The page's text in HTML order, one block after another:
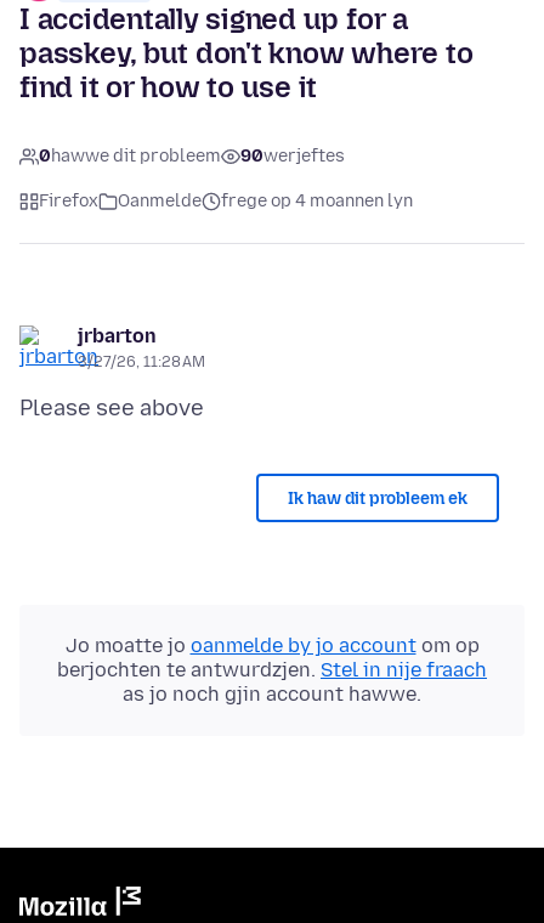
I accidentally signed up for a
passkey, but don't know where to
find it or how to use it
0hawwe dit probleem 90werjeftes
Firefox Oanmelde frege op 4 moannen lyn
jrbarton
3/27/26, 11:28 AM
Ik haw dit probleem ek
Jo moatte jo oanmelde by jo accountom op
berjochten te antwurdzjen. Stel in nije fraach
as jo noch gjin account hawwe.